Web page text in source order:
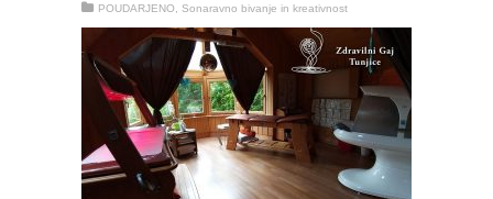
POUDARJENO
Sonaravno bivanje in kreativnost